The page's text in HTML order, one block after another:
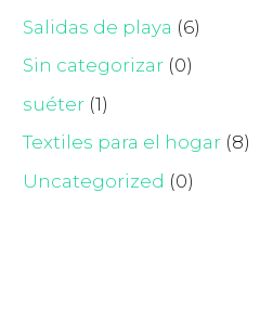
Salidas de playa (6)
Sin categorizar (0)
suéter (1)
Textiles para el hogar (8)
Uncategorized (0)